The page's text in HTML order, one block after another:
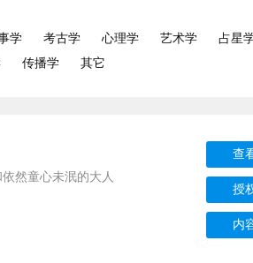
学 考古学 心理学 艺术学
占星
传播学 其它
然童心未泯的大人
查
授
内